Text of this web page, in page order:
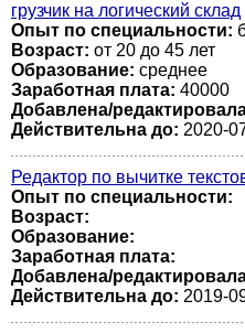
грузчик на логический склад
Опыт по специальности:
Возраст: от 20 до 45 лет
Образование: среднее
Заработная плата: 40000
Добавлена/
Действительна до: 2020-
Редактор по вычитке
Опыт по специальности:
Возраст:
Образование:
Заработная плата:
Добавлена/
Действительна до: 2019-